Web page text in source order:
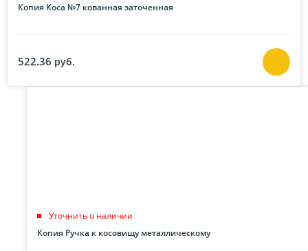
Копия Коса №7 кованная заточенная
522.36 руб.
Уточнить о наличии
Копия Ручка к косовищу металлическому